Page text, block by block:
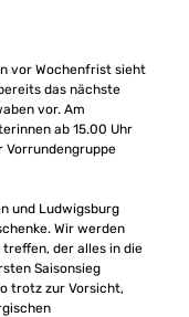
vor Wochenfrist sieht
das nächste
vor. Am
ab 15.00 Uhr
Vorrundengruppe
und Ludwigsburg
Wir werden
der alles in die
Saisonsieg
trotz zur Vorsicht,